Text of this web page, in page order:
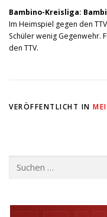
Bambino-Kreisliga:
Im Heimspiel gegen den
Schüler wenig Gegenwehr.
den TTV.
VERÖFFENTLICHT IN
nach: